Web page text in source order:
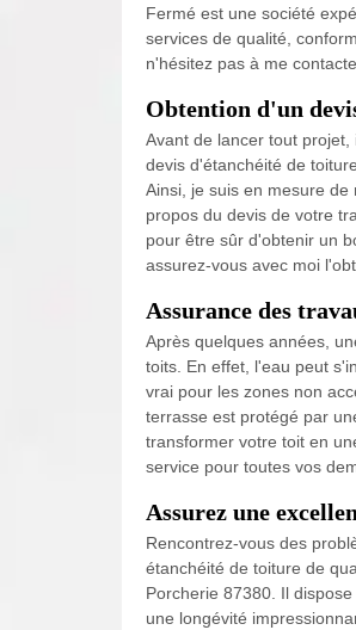
Fermé est une société
services de qualité,
n'hésitez pas à me
Obtention d'un
Avant de lancer tout
devis d'étanchéité de
Ainsi, je suis en mesure
propos du devis de votre
pour être sûr d'obtenir un
assurez-vous avec moi
Assurance des
Après quelques années,
toits. En effet, l'eau peut
vrai pour les zones non
terrasse est protégé par
transformer votre toit en
service pour toutes vos
Assurez une
Rencontrez-vous des
étanchéité de toiture de
Porcherie 87380. Il
une longévité